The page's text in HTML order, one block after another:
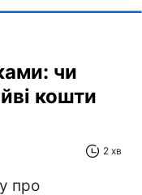
чи
кошти
2 хв
про